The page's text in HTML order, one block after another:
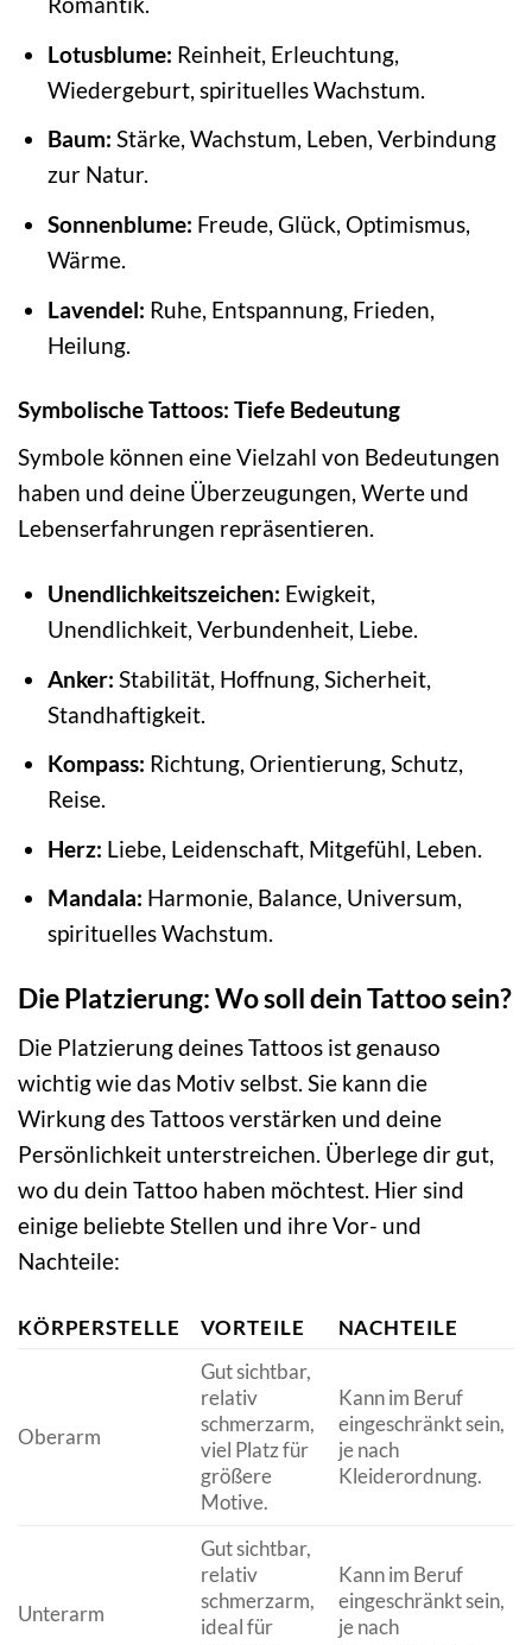
Lotusblume: Reinheit, Erleuchtung,
Wiedergeburt, spirituelles Wachstum.
Baum: Stärke, Wachstum, Leben, Verbindung
zur Natur.
Sonnenblume: Freude, Glück, Optimismus,
Wärme.
Lavendel: Ruhe, Entspannung, Frieden,
Heilung.
Symbolische Tattoos: Tiefe Bedeutung
Symbole können eine Vielzahl von Bedeutungen
haben und deine Überzeugungen, Werte und
Lebenserfahrungen repräsentieren.
Unendlichkeitszeichen: Ewigkeit,
Unendlichkeit, Verbundenheit, Liebe.
Anker: Stabilität, Hoffnung, Sicherheit,
Standhaftigkeit.
Kompass: Richtung, Orientierung, Schutz,
Reise.
Herz: Liebe, Leidenschaft, Mitgefühl, Leben.
Mandala: Harmonie, Balance, Universum,
spirituelles Wachstum.
Die Platzierung: Wo soll dein Tattoo sein?
Die Platzierung deines Tattoos ist genauso
wichtig wie das Motiv selbst. Sie kann die
Wirkung des Tattoos verstärken und deine
Persönlichkeit unterstreichen. Überlege dir gut,
wo du dein Tattoo haben möchtest. Hier sind
einige beliebte Stellen und ihre Vor- und
Nachteile:
KÖRPERSTELLE VORTEILE NACHTEILE
Oberarm
Gut sichtbar,
relativ
schmerzarm,
viel Platz für
größere
Motive.
Kann im Beruf
eingeschränkt sein,
je nach
Kleiderordnung.
Unterarm
Gut sichtbar,
relativ
schmerzarm,
ideal für
Kann im Beruf
eingeschränkt sein,
je nach